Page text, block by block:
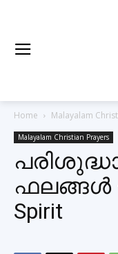
Home Malayalam
Malayalam Christian Prayers
ഫലങ്ങൾ –
Spirit